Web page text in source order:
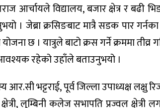
विद्यालय, बजार क्षेत्र र बढी
। जेब्रा क्रसिङबाट मात्रै सडक पार
छ । यात्रुले बाटो क्रस गर्ने क्रममा
रहेको उहाँले बताउनुभयो ।
आर.सी भट्टराई, पूर्व जिल्ला उपाध्यक्ष
लुम्बिनी कलेज सभापति प्रज्वल क्षेत्री